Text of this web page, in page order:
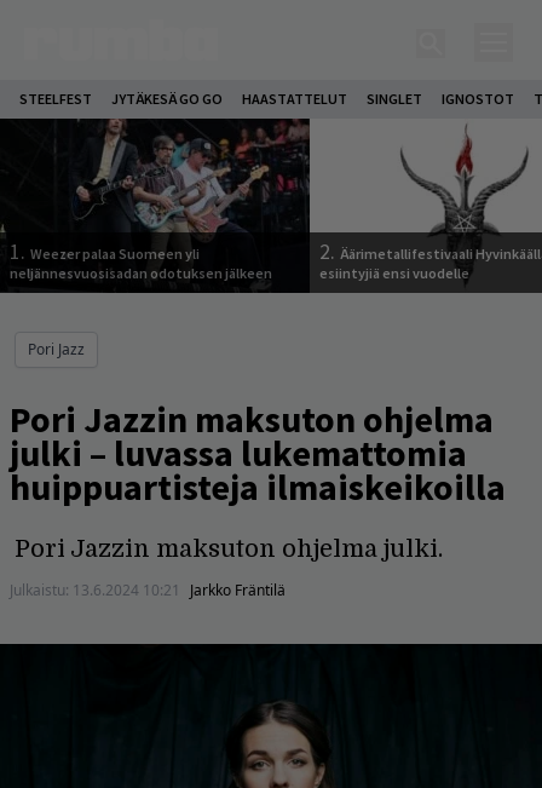
STEELFEST JYTÄKESÄ GO GO HAASTATTELUT SINGLET IGNOSTOT
1. Weezer palaa Suomeen yli
neljännesvuosisadan odotuksen jälkeen
2. Äärimetallifestivaali
esiintyjiä ensi vuodelle
Pori Jazz
Pori Jazzin maksuton ohjelma
julki – luvassa lukemattomia
huippuartisteja ilmaiskeikoilla
Pori Jazzin maksuton ohjelma julki.
Julkaistu: 13.6.2024 10:21 Jarkko Fräntilä